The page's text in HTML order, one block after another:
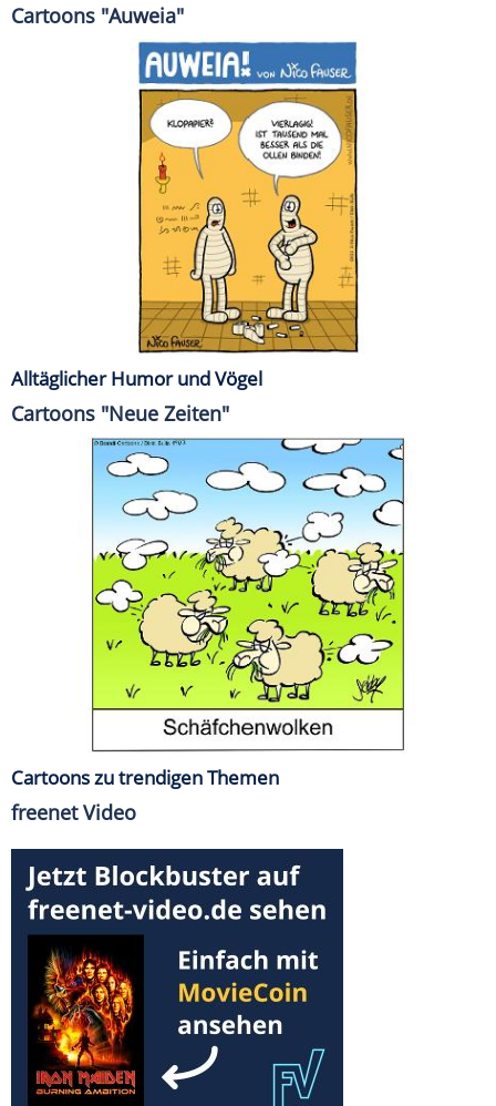
Cartoons "Auweia"
Alltäglicher Humor und Vögel
Cartoons "Neue Zeiten"
Cartoons zu trendigen Themen
freenet Video